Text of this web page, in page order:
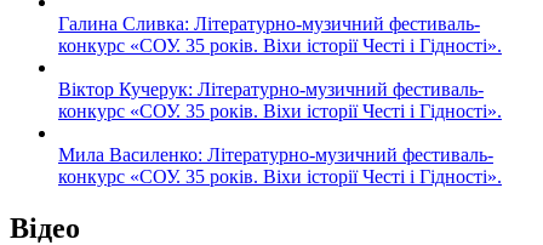
Галина Сливка: Літературно-музичний фестиваль-
конкурс «СОУ. 35 років. Віхи історії Честі і Гідності».
Віктор Кучерук: Літературно-музичний фестиваль-
конкурс «СОУ. 35 років. Віхи історії Честі і Гідності».
Мила Василенко: Літературно-музичний фестиваль-
конкурс «СОУ. 35 років. Віхи історії Честі і Гідності».
Відео